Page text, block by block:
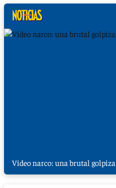
Video narco: una brutal